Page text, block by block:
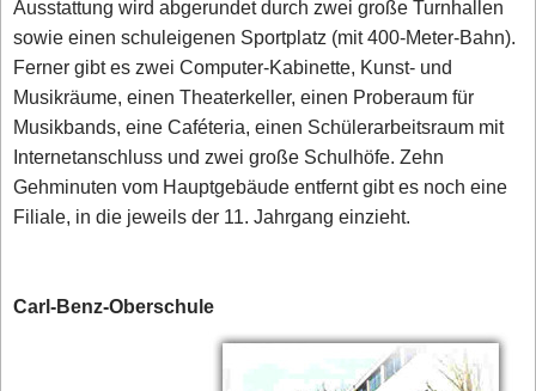
Ausstattung wird abgerundet durch zwei große Turnhallen
sowie einen schuleigenen Sportplatz (mit 400-Meter-Bahn).
Ferner gibt es zwei Computer-Kabinette, Kunst- und
Musikräume, einen Theaterkeller, einen Proberaum für
Musikbands, eine Caféteria, einen Schülerarbeitsraum mit
Internetanschluss und zwei große Schulhöfe. Zehn
Gehminuten vom Hauptgebäude entfernt gibt es noch eine
Filiale, in die jeweils der 11. Jahrgang einzieht.
Carl-Benz-Oberschule